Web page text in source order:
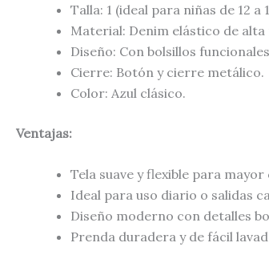
Talla: 1 (ideal para niñas de 12 a
Material: Denim elástico de alta
Diseño: Con bolsillos
Cierre: Botón y cierre metálico.
Color: Azul clásico.
Ventajas:
Tela suave y flexible para
Ideal para uso diario o salidas
Diseño moderno con detalles
Prenda duradera y de fácil